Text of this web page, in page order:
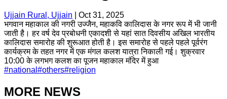
Ujjain Rural, Ujjain
Oct 31, 2025
भगवान महाकाल की नगरी उज्जैन, महाकवि कालिदास के नगर रूप में भी जानी
जाती है। हर वर्ष देव प्रबोधनी एकादशी से यहां सात दिवसीय अखिल भारतीय
कालिदास समारोह की शुरूआत होती है। इस समारोह से पहले पहले पूर्वरंग
कार्यक्रम के तहत नगर में एक मंगल कलश यात्रा निकाली गई। शुक्रवार
10:00 के लगभग कलश का पूजन महाकाल मंदिर में हुआ
#national #others#religion
MORE NEWS